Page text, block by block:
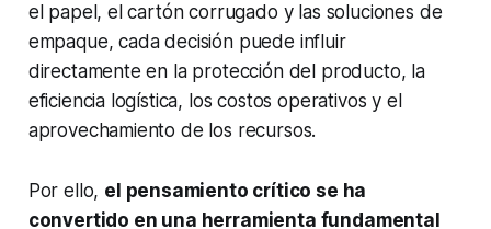
el papel, el cartón corrugado y las soluciones de
empaque, cada decisión puede influir
directamente en la protección del producto, la
eficiencia logística, los costos operativos y el
aprovechamiento de los recursos.
Por ello, el pensamiento crítico se ha
convertido en una herramienta fundamental